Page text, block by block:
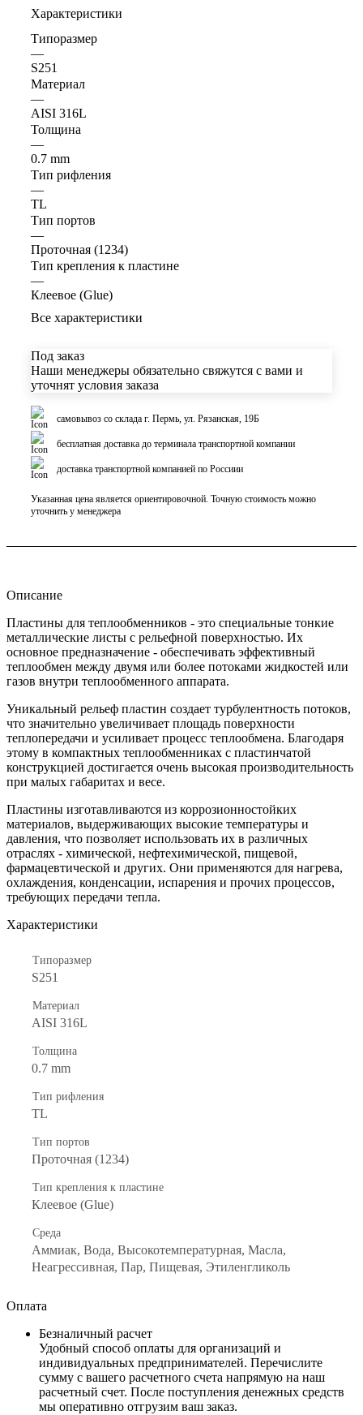
Характеристики
Типоразмер
—
S251
Материал
—
AISI 316L
Толщина
—
0.7 mm
Тип рифления
—
ТL
Тип портов
—
Проточная (1234)
Тип крепления к пластине
—
Клеевое (Glue)
Все характеристики
Под заказ
Наши менеджеры обязательно свяжутся с вами и
уточнят условия заказа
самовывоз со склада г. Пермь, ул. Рязанская, 19Б
бесплатная доставка до терминала транспортной компании
доставка транспортной компанией по Россиии
Указанная цена является ориентировочной. Точную стоимость можно
уточнить у менеджера
Описание
Пластины для теплообменников - это специальные тонкие
металлические листы с рельефной поверхностью. Их
основное предназначение - обеспечивать эффективный
теплообмен между двумя или более потоками жидкостей или
газов внутри теплообменного аппарата.
Уникальный рельеф пластин создает турбулентность потоков,
что значительно увеличивает площадь поверхности
теплопередачи и усиливает процесс теплообмена. Благодаря
этому в компактных теплообменниках с пластинчатой
конструкцией достигается очень высокая производительность
при малых габаритах и весе.
Пластины изготавливаются из коррозионностойких
материалов, выдерживающих высокие температуры и
давления, что позволяет использовать их в различных
отраслях - химической, нефтехимической, пищевой,
фармацевтической и других. Они применяются для нагрева,
охлаждения, конденсации, испарения и прочих процессов,
требующих передачи тепла.
Характеристики
Типоразмер
S251
Материал
AISI 316L
Толщина
0.7 mm
Тип рифления
ТL
Тип портов
Проточная (1234)
Тип крепления к пластине
Клеевое (Glue)
Среда
Аммиак, Вода, Высокотемпературная, Масла,
Неагрессивная, Пар, Пищевая, Этиленгликоль
Оплата
Безналичный расчет
Удобный способ оплаты для организаций и
индивидуальных предпринимателей. Перечислите
сумму с вашего расчетного счета напрямую на наш
расчетный счет. После поступления денежных средств
мы оперативно отгрузим ваш заказ.